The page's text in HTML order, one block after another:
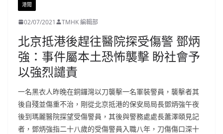
港聞
02/07/2021 TMHK 編輯部
北京抵港後趕往醫院探受傷警 鄧炳
強：事件屬本土恐怖襲擊 盼社會予
以強烈譴責
一名黑衣人昨晚在銅鑼灣以刀襲擊一名軍裝警員，襲擊者其
後自殘並傷重不治，剛從北京抵港的保安局局長鄧炳強午夜
後到瑪麗醫院探望受傷警員，其後與警務處處長蕭澤頤見記
者，鄧炳強指二十八歲的受傷警員入職八年，刀傷傷口深十